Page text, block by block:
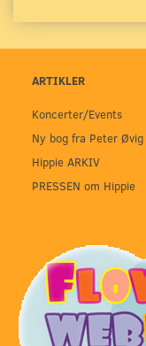
ARTIKLER
Koncerter/Events
Ny bog fra Peter
Hippie ARKIV
PRESSEN om Hippie